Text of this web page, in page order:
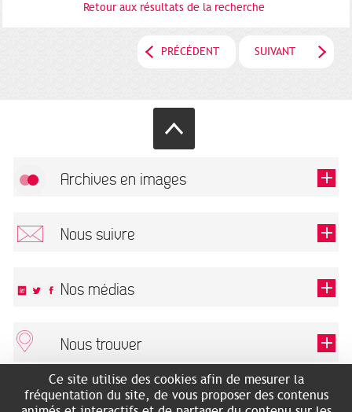
Retour aux résultats de la recherche
PRÉCÉDENT SUIVANT
Archives en images
Nous suivre
Ce champ est exigé.
Nos médias
Nous trouver
ARCHIVES MUNICIPALES
2 rue des Archives
RECHERCHES GÉNÉALOGIQUES
NOUS CONNAÎTRE
Ce site utilise des cookies afin de mesurer la
fréquentation du site, de vous proposer des contenus